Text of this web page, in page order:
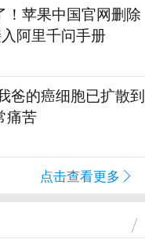
！苹果中国官网删除
阿里千问手册
爸的癌细胞已扩散到
痛苦
点击查看更多